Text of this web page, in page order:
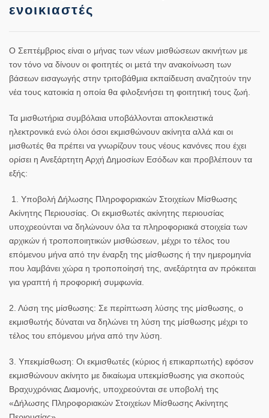
ενοικιαστές
Ο Σεπτέμβριος είναι ο μήνας των νέων μισθώσεων ακινήτων με
τον τόνο να δίνουν οι φοιτητές οι μετά την ανακοίνωση των
βάσεων εισαγωγής στην τριτοβάθμια εκπαίδευση αναζητούν την
νέα τους κατοικία η οποία θα φιλοξενήσει τη φοιτητική τους ζωή.
Τα μισθωτήρια συμβόλαια υποβάλλονται αποκλειστικά
ηλεκτρονικά ενώ όλοι όσοι εκμισθώνουν ακίνητα αλλά και οι
μισθωτές θα πρέπει να γνωρίζουν τους νέους κανόνες που έχει
ορίσει η Ανεξάρτητη Αρχή Δημοσίων Εσόδων και προβλέπουν τα
εξής:
1. Υποβολή Δήλωσης Πληροφοριακών Στοιχείων Μίσθωσης
Ακίνητης Περιουσίας. Οι εκμισθωτές ακίνητης περιουσίας
υποχρεούνται να δηλώνουν όλα τα πληροφοριακά στοιχεία των
αρχικών ή τροποποιητικών μισθώσεων, μέχρι το τέλος του
επόμενου μήνα από την έναρξη της μίσθωσης ή την ημερομηνία
που λαμβάνει χώρα η τροποποίησή της, ανεξάρτητα αν πρόκειται
για γραπτή ή προφορική συμφωνία.
2. Λύση της μίσθωσης: Σε περίπτωση λύσης της μίσθωσης, ο
εκμισθωτής δύναται να δηλώνει τη λύση της μίσθωσης μέχρι το
τέλος του επόμενου μήνα από την λύση.
3. Υπεκμίσθωση: Οι εκμισθωτές (κύριος ή επικαρπωτής) εφόσον
εκμισθώνουν ακίνητο με δικαίωμα υπεκμίσθωσης για σκοπούς
Βραχυχρόνιας Διαμονής, υποχρεούνται σε υποβολή της
«Δήλωσης Πληροφοριακών Στοιχείων Μίσθωσης Ακίνητης